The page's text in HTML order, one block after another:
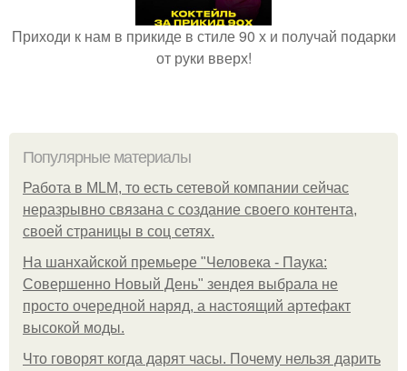
Приходи к нам в прикиде в стиле 90 х и получай подарки
от руки вверх!
Популярные материалы
Работа в MLM, то есть сетевой компании сейчас
неразрывно связана с создание своего контента,
своей страницы в соц сетях.
На шанхайской премьере "Человека - Паука:
Совершенно Новый День" зендея выбрала не
просто очередной наряд, а настоящий артефакт
высокой моды.
Что говорят когда дарят часы. Почему нельзя дарить